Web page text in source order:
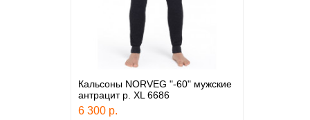
Кальсоны NORVEG "-60" мужские
антрацит р. XL 6686
6 300 р.